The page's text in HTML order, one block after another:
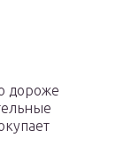
дороже